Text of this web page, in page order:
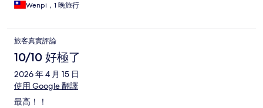
Wenpi，1 晚旅行
旅客真實評論
10/10 好極了
2026 年 4 月 15 日
使用 Google 翻譯
最高！！